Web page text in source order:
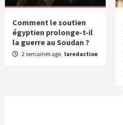
Comment le soutien
égyptien prolonge-t-il
la guerre au Soudan ?
2 semaines ago laredaction